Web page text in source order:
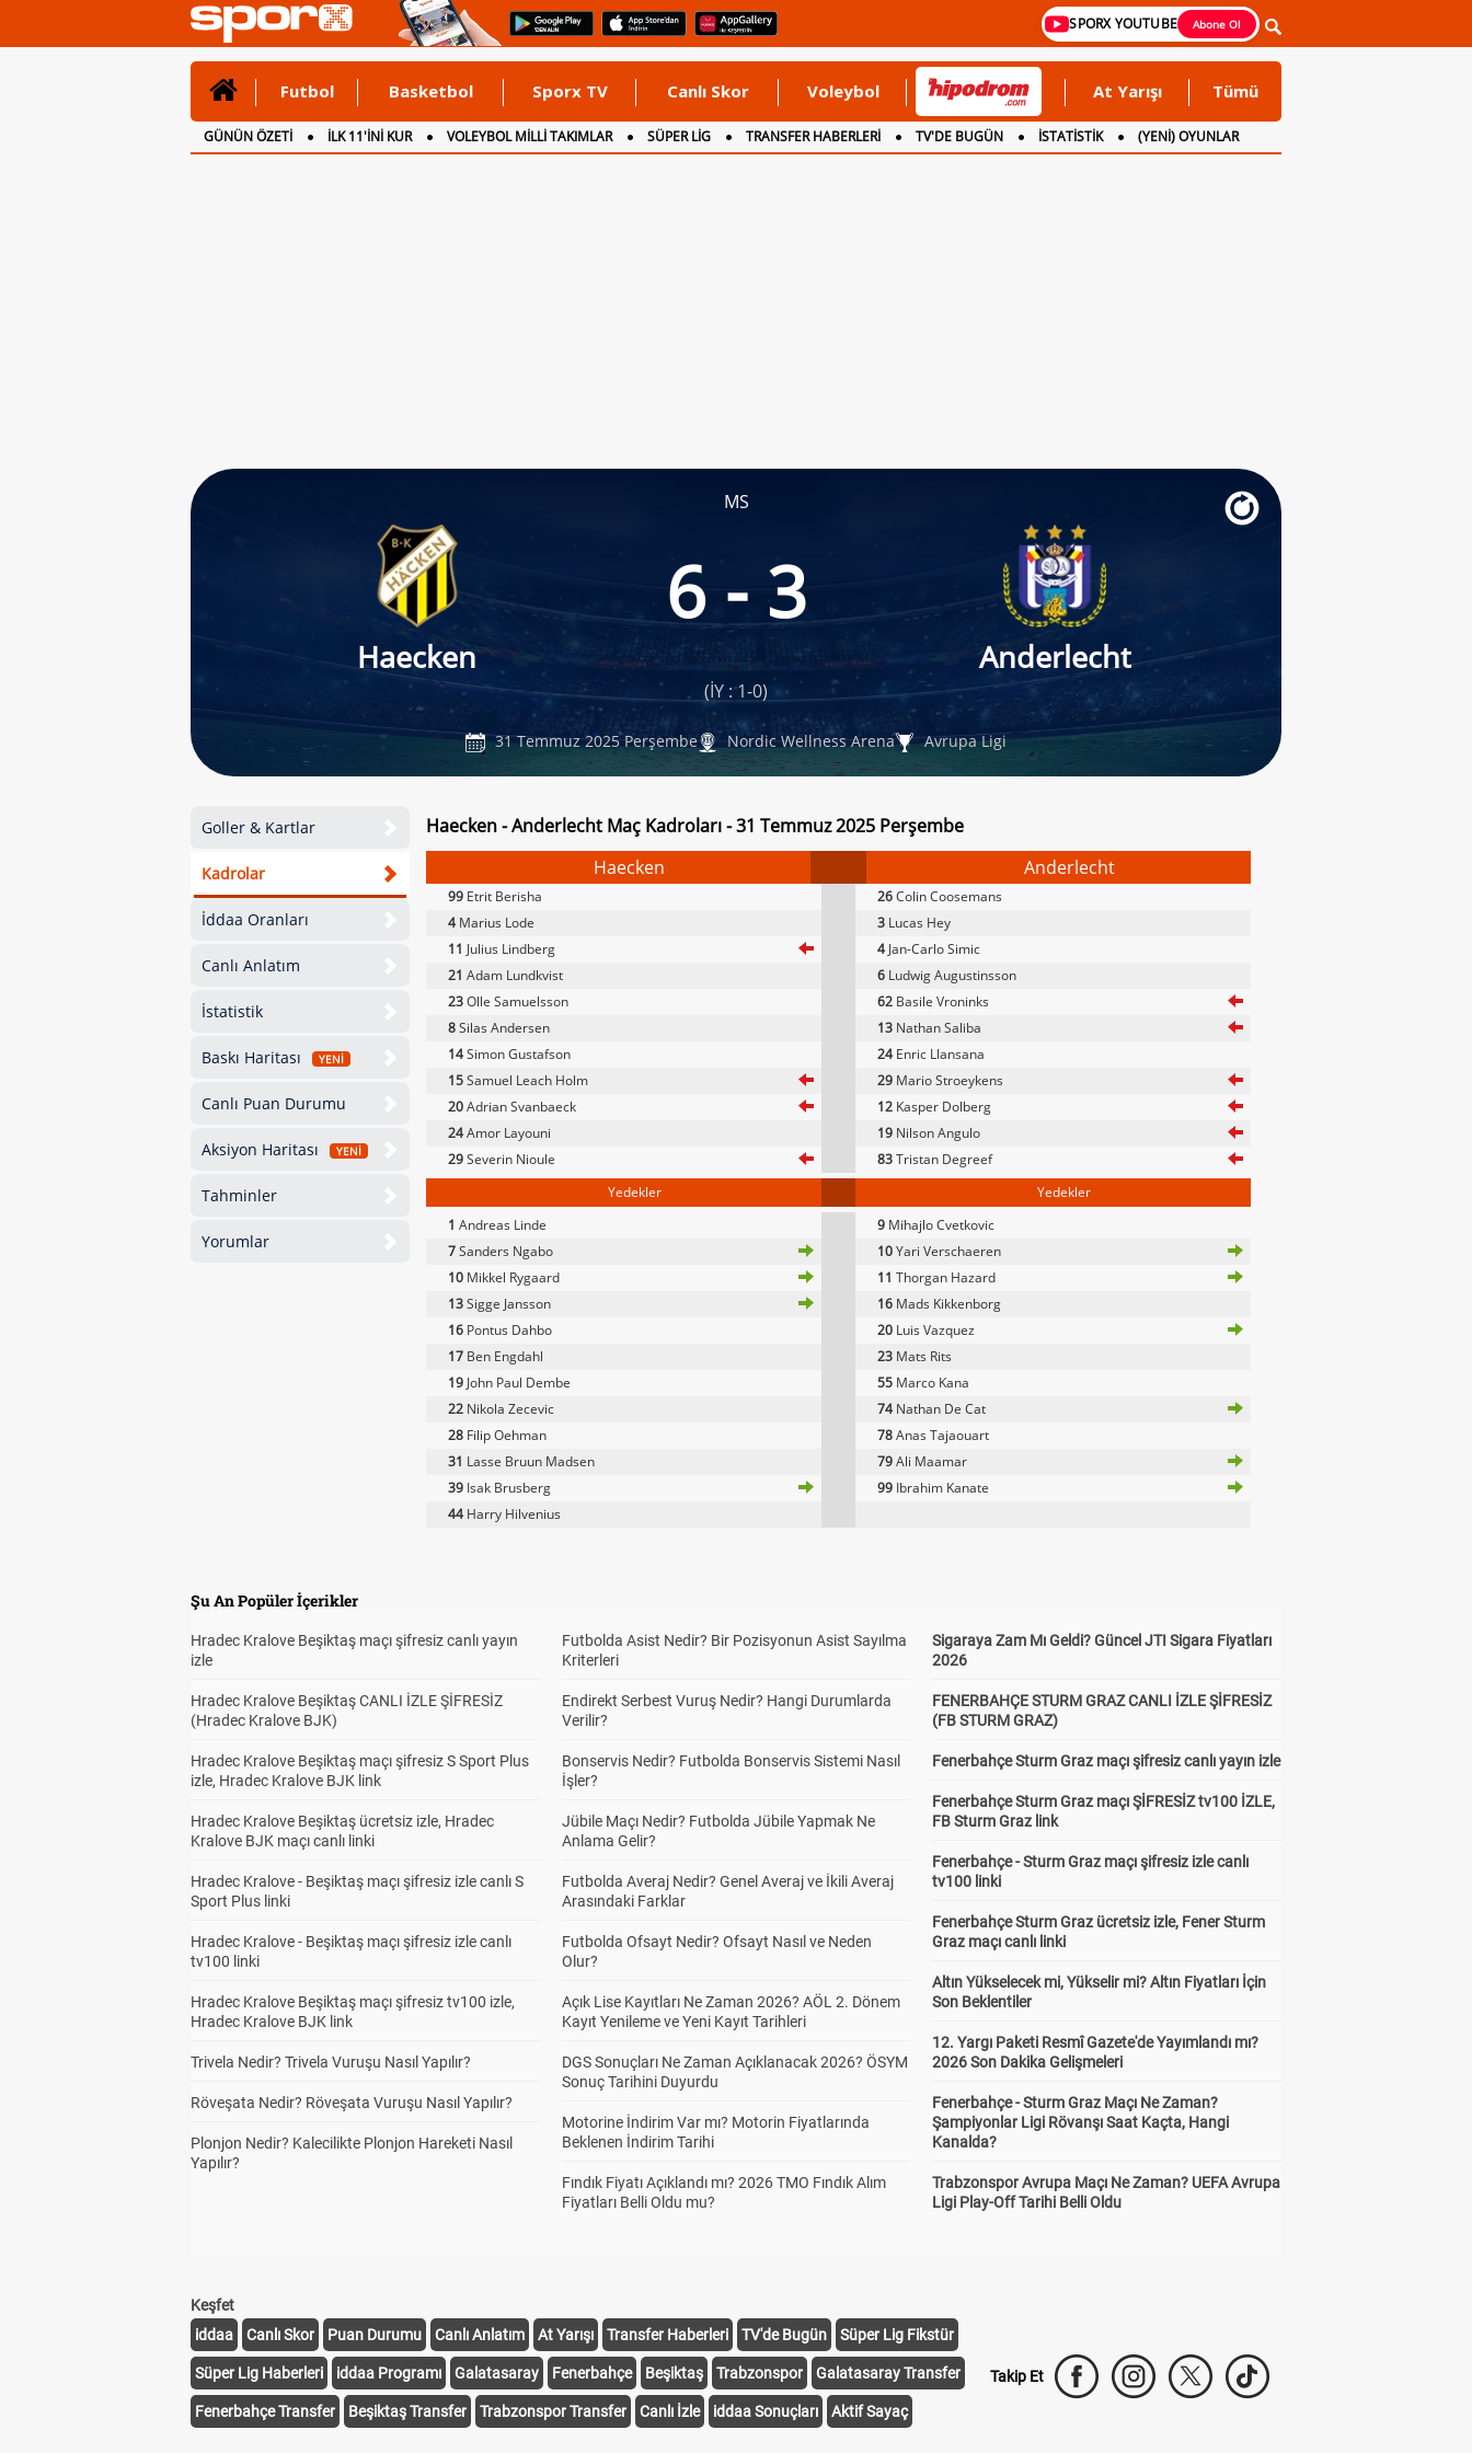
SPORX YOUTUBE Abone Ol
Futbol Basketbol Sporx TV Canlı Skor Voleybol At Yarışı Tümü
GÜNÜN ÖZETİ İLK 11'İNİ KUR VOLEYBOL MİLLİ TAKIMLAR SÜPER LİG TRANSFER HABERLERİ TV'DE BUGÜN İSTATİSTİK
(YENİ) OYUNLAR
CANLI ANLATIM
İNGİLTERE
MS
Haecken
6 - 3
Anderlecht
(İY : 1-0)
31 Temmuz 2025 Perşembe Nordic Wellness Arena Avrupa Ligi
Goller & Kartlar
Kadrolar
İddaa Oranları
Canlı Anlatım
İstatistik
Baskı Haritası YENİ
Canlı Puan Durumu
Aksiyon Haritası YENİ
Tahminler
Yorumlar
Haecken - Anderlecht Maç Kadroları - 31 Temmuz 2025 Perşembe
Haecken
Anderlecht
99 Etrit Berisha 26Colin Coosemans
4 Marius Lode 3 Lucas Hey
11 Julius Lindberg 4 Jan-Carlo Simic
21 Adam Lundkvist 6 Ludwig Augustinsson
23Olle Samuelsson 62 Basile Vroninks
8Silas Andersen 13 Nathan Saliba
14Simon Gustafson 24 Enric Llansana
15Samuel Leach Holm 29 Mario Stroeykens
20Adrian Svanbaeck 12 Kasper Dolberg
24Amor Layouni 19 Nilson Angulo
29Severin Nioule 83Tristan Degreef
Yedekler
Yedekler
1 Andreas Linde 9 Mihajlo Cvetkovic
7Sanders Ngabo 10Yari Verschaeren
10 Mikkel Rygaard 11 Thorgan Hazard
13Sigge Jansson 16 Mads Kikkenborg
16 Pontus Dahbo 20 Luis Vazquez
17 Ben Engdahl 23 Mats Rits
19 John Paul Dembe 55 Marco Kana
22 Nikola Zecevic 74 Nathan De Cat
28 Filip Oehman 78Anas Tajaouart
31 Lasse Bruun Madsen 79Ali Maamar
39 Isak Brusberg 99 Ibrahim Kanate
44 Harry Hilvenius
Şu An Popüler İçerikler
Hradec Kralove Beşiktaş maçı şifresiz canlı yayın
izle
Hradec Kralove Beşiktaş CANLI İZLE ŞİFRESİZ
(Hradec Kralove BJK)
Hradec Kralove Beşiktaş maçı şifresiz S Sport Plus
izle, Hradec Kralove BJK link
Hradec Kralove Beşiktaş ücretsiz izle, Hradec
Kralove BJK maçı canlı linki
Hradec Kralove - Beşiktaş maçı şifresiz izle canlı S
Sport Plus linki
Hradec Kralove - Beşiktaş maçı şifresiz izle canlı
tv100 linki
Hradec Kralove Beşiktaş maçı şifresiz tv100 izle,
Hradec Kralove BJK link
Trivela Nedir? Trivela Vuruşu Nasıl Yapılır?
Röveşata Nedir? Röveşata Vuruşu Nasıl Yapılır?
Plonjon Nedir? Kalecilikte Plonjon Hareketi Nasıl
Yapılır?
Futbolda Asist Nedir? Bir Pozisyonun Asist Sayılma
Kriterleri
Endirekt Serbest Vuruş Nedir? Hangi Durumlarda
Verilir?
Bonservis Nedir? Futbolda Bonservis Sistemi Nasıl
İşler?
Jübile Maçı Nedir? Futbolda Jübile Yapmak Ne
Anlama Gelir?
Futbolda Averaj Nedir? Genel Averaj ve İkili Averaj
Arasındaki Farklar
Futbolda Ofsayt Nedir? Ofsayt Nasıl ve Neden
Olur?
Açık Lise Kayıtları Ne Zaman 2026? AÖL 2. Dönem
Kayıt Yenileme ve Yeni Kayıt Tarihleri
DGS Sonuçları Ne Zaman Açıklanacak 2026? ÖSYM
Sonuç Tarihini Duyurdu
Motorine İndirim Var mı? Motorin Fiyatlarında
Beklenen İndirim Tarihi
Fındık Fiyatı Açıklandı mı? 2026 TMO Fındık Alım
Fiyatları Belli Oldu mu?
Sigaraya Zam Mı Geldi? Güncel JTI Sigara Fiyatları
2026
FENERBAHÇE STURM GRAZ CANLI İZLE ŞİFRESİZ
(FB STURM GRAZ)
Fenerbahçe Sturm Graz maçı şifresiz canlı yayın izle
Fenerbahçe Sturm Graz maçı ŞİFRESİZ tv100 İZLE,
FB Sturm Graz link
Fenerbahçe - Sturm Graz maçı şifresiz izle canlı
tv100 linki
Fenerbahçe Sturm Graz ücretsiz izle, Fener Sturm
Graz maçı canlı linki
Altın Yükselecek mi, Yükselir mi? Altın Fiyatları İçin
Son Beklentiler
12. Yargı Paketi Resmî Gazete'de Yayımlandı mı?
2026 Son Dakika Gelişmeleri
Fenerbahçe - Sturm Graz Maçı Ne Zaman?
Şampiyonlar Ligi Rövanşı Saat Kaçta, Hangi
Kanalda?
Trabzonspor Avrupa Maçı Ne Zaman? UEFA Avrupa
Ligi Play-Off Tarihi Belli Oldu
Keşfet
iddaa
Canlı Skor Puan Durumu Canlı Anlatım At Yarışı Transfer Haberleri TV'de Bugün Süper Lig Fikstür
Süper Lig Haberleri iddaa Programı Galatasaray Fenerbahçe Beşiktaş Trabzonspor Galatasaray Transfer
Fenerbahçe Transfer Beşiktaş Transfer Trabzonspor Transfer Canlı İzle iddaa Sonuçları Aktif Sayaç
Takip Et